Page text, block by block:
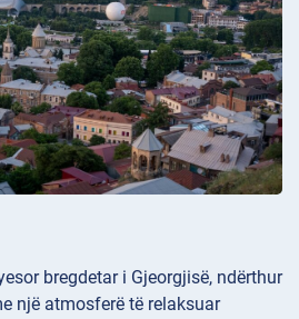
bregdetar i Gjeorgjisë, ndërthur
një atmosferë të relaksuar